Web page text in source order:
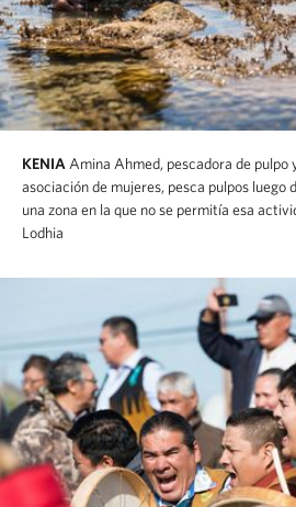
KENIA Amina Ahmed, pescadora de pulpo
asociación de mujeres, pesca pulpos luego
una zona en la que no se permitía esa
Lodhia